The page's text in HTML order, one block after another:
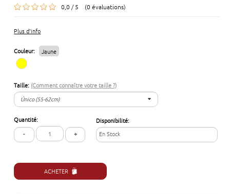
0,0 / 5 (0 évaluations)
Plus d'info
Couleur: Jaune
Taille: (Comment connaître votre taille ?)
Único (55-62cm)
Único (55-62cm)
Quantité:
-
+
Disponibilité:
En Stock
ACHETER